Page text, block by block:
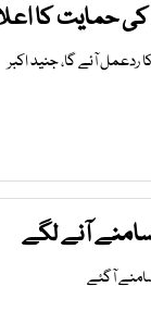
کی حمایت کا
ردعمل آئے گا، جنید اکبر
آنے لگے
آگئے